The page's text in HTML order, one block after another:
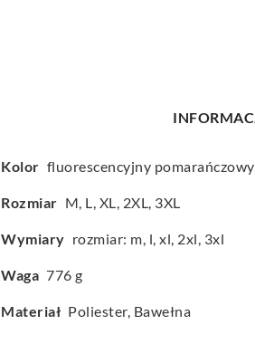
Kolor fluorescencyjny
Rozmiar M, L, XL, 2XL, 3XL
Wymiary rozmiar: m, l, xl, 2xl, 3xl
Waga 776 g
Materiał Poliester, Bawełna